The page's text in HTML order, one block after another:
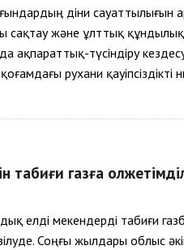
діни сауаттылығын
сақтау және ұлттық
ақпараттық-түсіндіру
рухани қауіпсіздікті
газға
елді мекендерді табиғи
Соңғы жылдары облыс